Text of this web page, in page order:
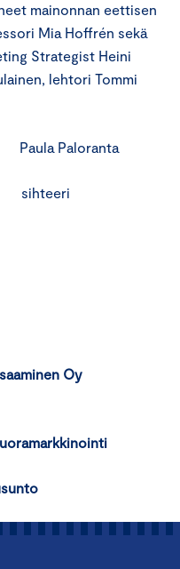
mainonnan eettisen
Mia Hoffrén sekä
Strategist Heini
lehtori Tommi
Paloranta
Oy